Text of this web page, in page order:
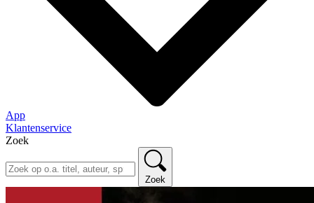
App
Klantenservice
Zoek
Zoek